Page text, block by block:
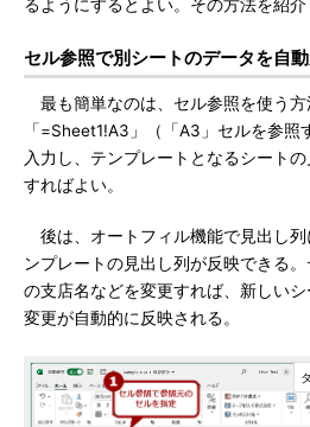
るようにするとよい。その方法を紹介
セル参照で別シートのデータを自
最も簡単なのは、セル参照を使う
「=Sheet1!A3」（「A3」セルを参照
入力し、テンプレートとなるシート
すればよい。
後は、オートフィル機能で見出し
ンプレートの見出し列が反映できる。
の支店名などを変更すれば、新しい
変更が自動的に反映される。